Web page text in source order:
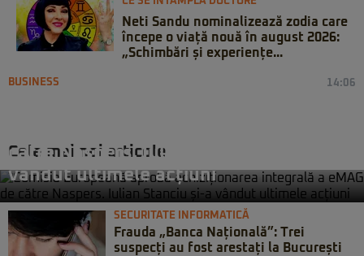
Neti Sandu nominalizează zodia care
începe o viață nouă în august 2026:
„Schimbări și experiențe...
Cele mai noi articole
BUSINESS 14:06
către Naspers. Iulian Stanciu și-a
vândut ultimele acțiuni
SECURITATE INFORMATICĂ
Frauda „Banca Națională”: Trei
suspecți au fost arestați la București